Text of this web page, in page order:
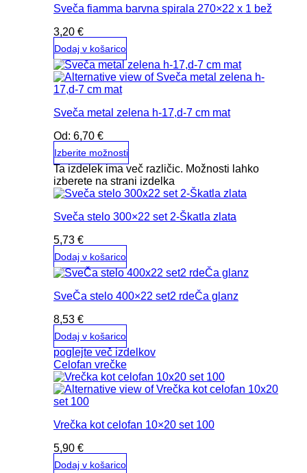
Sveča fiamma barvna spirala 270×22 x 1 bež
3,20 €
Dodaj v košarico
Sveča metal zelena h-17,d-7 cm mat
Od: 6,70 €
Izberite možnosti
Ta izdelek ima več različic. Možnosti lahko
izberete na strani izdelka
Sveča stelo 300×22 set 2-Škatla zlata
5,73 €
Dodaj v košarico
SveČa stelo 400×22 set2 rdeČa glanz
8,53 €
Dodaj v košarico
poglejte več izdelkov
Celofan vrečke
Vrečka kot celofan 10×20 set 100
5,90 €
Dodaj v košarico